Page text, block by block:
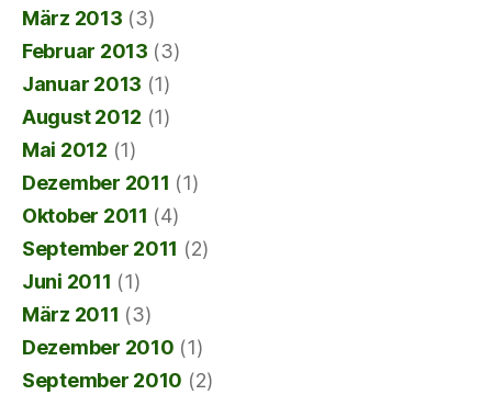
März 2013 (3)
Februar 2013 (3)
Januar 2013 (1)
August 2012 (1)
Mai 2012 (1)
Dezember 2011 (1)
Oktober 2011 (4)
September 2011 (2)
Juni 2011 (1)
März 2011 (3)
Dezember 2010 (1)
September 2010 (2)